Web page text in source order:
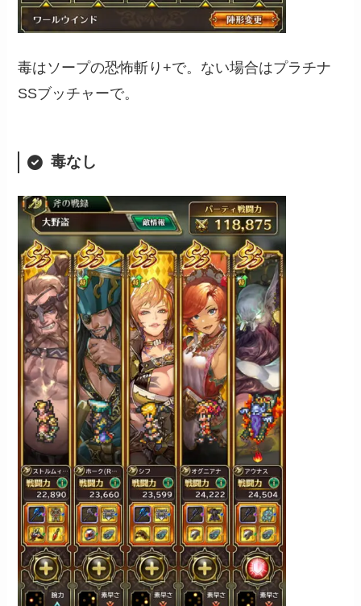
毒はソープの恐怖斬り+で。ない場合はプラチナ
SSブッチャーで。
毒なし